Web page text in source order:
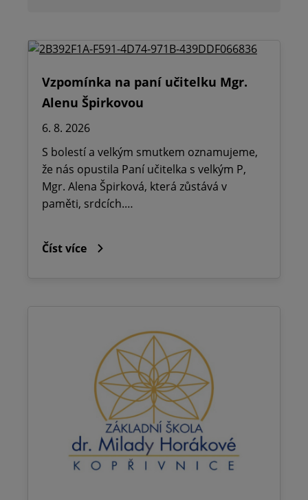
Vzpomínka na paní učitelku Mgr.
Alenu Špirkovou
6. 8. 2026
S bolestí a velkým smutkem oznamujeme,
že nás opustila Paní učitelka s velkým P,
Mgr. Alena Špirková, která zůstává v
paměti, srdcích.…
Číst více